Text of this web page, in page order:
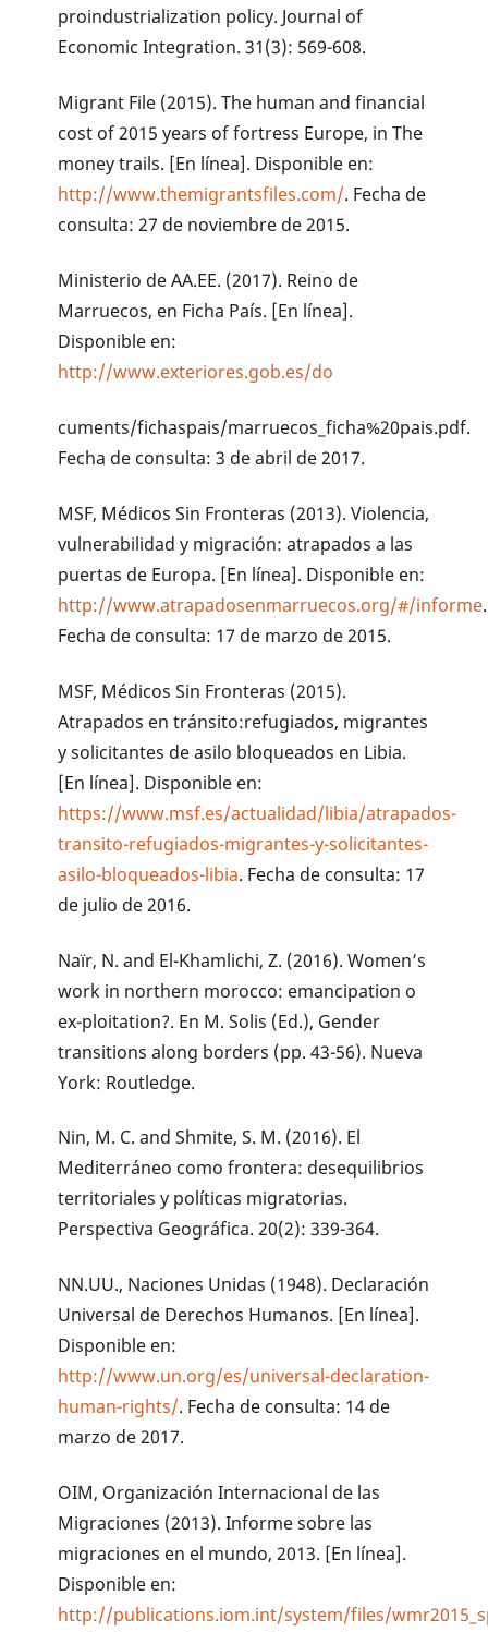
proindustrialization policy. Journal of
Economic Integration. 31(3): 569-608.
Migrant File (2015). The human and financial
cost of 2015 years of fortress Europe, in The
money trails. [En línea]. Disponible en:
http://www.themigrantsfiles.com/. Fecha de
consulta: 27 de noviembre de 2015.
Ministerio de AA.EE. (2017). Reino de
Marruecos, en Ficha País. [En línea].
Disponible en:
http://www.exteriores.gob.es/do
cuments/fichaspais/marruecos_ficha%20pais.pdf.
Fecha de consulta: 3 de abril de 2017.
MSF, Médicos Sin Fronteras (2013). Violencia,
vulnerabilidad y migración: atrapados a las
puertas de Europa. [En línea]. Disponible en:
http://www.atrapadosenmarruecos.org/#/informe.
Fecha de consulta: 17 de marzo de 2015.
MSF, Médicos Sin Fronteras (2015).
Atrapados en tránsito:refugiados, migrantes
y solicitantes de asilo bloqueados en Libia.
[En línea]. Disponible en:
https://www.msf.es/actualidad/libia/atrapados-
transito-refugiados-migrantes-y-solicitantes-
asilo-bloqueados-libia. Fecha de consulta: 17
de julio de 2016.
Naïr, N. and El-Khamlichi, Z. (2016). Women’s
work in northern morocco: emancipation o
ex-ploitation?. En M. Solis (Ed.), Gender
transitions along borders (pp. 43-56). Nueva
York: Routledge.
Nin, M. C. and Shmite, S. M. (2016). El
Mediterráneo como frontera: desequilibrios
territoriales y políticas migratorias.
Perspectiva Geográfica. 20(2): 339-364.
NN.UU., Naciones Unidas (1948). Declaración
Universal de Derechos Humanos. [En línea].
Disponible en:
http://www.un.org/es/universal-declaration-
human-rights/. Fecha de consulta: 14 de
marzo de 2017.
OIM, Organización Internacional de las
Migraciones (2013). Informe sobre las
migraciones en el mundo, 2013. [En línea].
Disponible en:
http://publications.iom.int/system/files/